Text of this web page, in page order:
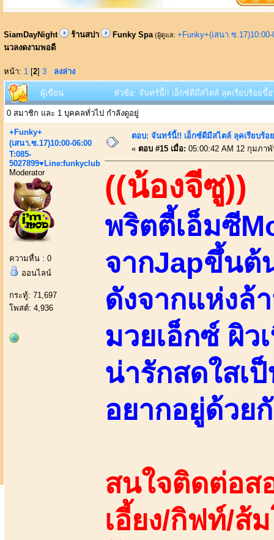
SiamDayNight ร้านสปา Funky Spa (ผู้ดูแล: +Funky+(เสนา.ซ
นวลงดงามพอดี
หน้า: 1 [2] 3 ลงล่าง
ผู้เขียน หัวข้อ: จันทร์นี้!! เอ็กซ์ดีมีสไตล์ ลุคเรียบร้อยขี้
0 สมาชิก และ 1 บุคคลทั่วไป กำลังดูอยู่
+Funky+
(เสนา.ซ.17)10:00-06:00
T:085-
5027899♥Line:funkyclub
Moderator
ความหื่น : 0
ออนไลน์
กระทู้: 71,697
โพสต์: 4,936
ตอบ: จันทร์นี้!! เอ็กซ์ดีมีสไตล์ ลุคเรียบร้
« ตอบ #15 เมื่อ: 05:00:42 AM 12 กุมภา
((น้องจีซู))
พริตตี้เอ็มซี
จากJapขึ้นต้
ดังจากแห่งล้
มวยเอ็กซ์ ผิว
น่ารักสดใสเ
อยากอยู่ด้วย
สนใจติดต่อส
เอี้ยง/กิฟท์/ส้